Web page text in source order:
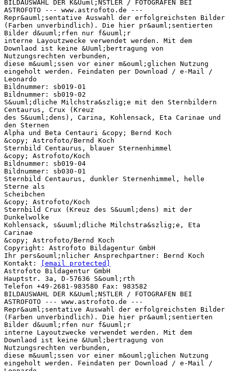
BILDAUSWAHL DER K&Uuml;NSTLER / FOTOGRAFEN BEI
ASTROFOTO --- www.astrofoto.de ---
Repr&auml;sentative Auswahl der erfolgreichsten Bilder
(Farben unverbindlich). Die hier pr&auml;sentierten
Bilder d&uuml;rfen nur f&uuml;r
interne Layoutzwecke verwendet werden. Mit dem
Downlaod ist keine &Uuml;bertragung von
Nutzungsrechten verbunden,
diese m&uuml;ssen vor einer m&ouml;glichen Nutzung
eingeholt werden. Feindaten per Download / e-Mail /
Leonardo
Bildnummer: sb019-01
Bildnummer: sb019-02
S&uuml;dliche Milchstra&szlig;e mit den Sternbildern
Centaurus, Crux (Kreuz
des S&uuml;dens), Carina, Kohlensack, Eta Carinae und
den Sternen
Alpha und Beta Centauri &copy; Bernd Koch
&copy; Astrofoto/Bernd Koch
Sternbild Centaurus, blauer Sternenhimmel
&copy; Astrofoto/Koch
Bildnummer: sb019-04
Bildnummer: sb030-01
Sternbild Centaurus, dunkler Sternenhimmel, helle
Sterne als
Scheibchen
&copy; Astrofoto/Koch
Sternbild Crux (Kreuz des S&uuml;dens) mit der
Dunkelwolke
Kohlensack, s&uuml;dliche Milchstra&szlig;e, Eta
Carinae
&copy; Astrofoto/Bernd Koch
Copyright: Astrofoto Bildagentur GmbH
Ihr pers&ouml;nlicher Ansprechpartner: Bernd Koch
Kontakt:
[email protected]
Astrofoto Bildagentur GmbH
Hauptstr. 3a, D-57636 S&ouml;rth
Telefon +49-2681-983580 Fax: 983582
BILDAUSWAHL DER K&Uuml;NSTLER / FOTOGRAFEN BEI
ASTROFOTO --- www.astrofoto.de ---
Repr&auml;sentative Auswahl der erfolgreichsten Bilder
(Farben unverbindlich). Die hier pr&auml;sentierten
Bilder d&uuml;rfen nur f&uuml;r
interne Layoutzwecke verwendet werden. Mit dem
Downlaod ist keine &Uuml;bertragung von
Nutzungsrechten verbunden,
diese m&uuml;ssen vor einer m&ouml;glichen Nutzung
eingeholt werden. Feindaten per Download / e-Mail /